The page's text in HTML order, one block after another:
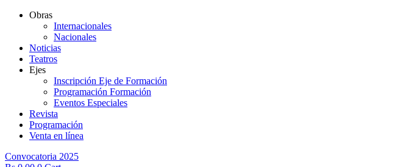
Obras
Internacionales
Nacionales
Noticias
Teatros
Ejes
Inscripción Eje de Formación
Programación Formación
Eventos Especiales
Revista
Programación
Venta en línea
Convocatoria 2025